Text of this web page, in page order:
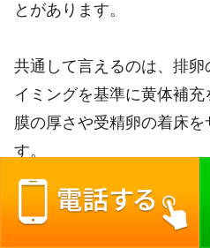
とがあります。
共通して言えるのは、排
イミングを基準に黄体補
膜の厚さや受精卵の着床
す。
初めての不妊治療に挑む
のか」と迷うことが多い